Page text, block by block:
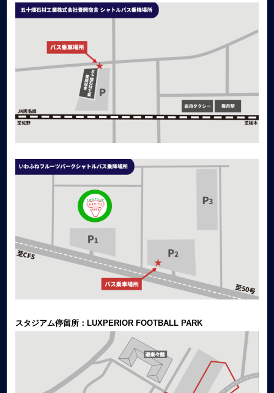
スタジアム停留所：LUXPERIOR FOOTBALL PARK